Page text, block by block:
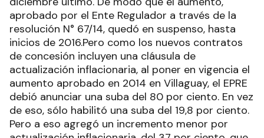
aprobado por el Ente Regulador a través de la
resolución N° 67/14, quedó en suspenso, hasta
inicios de 2016.Pero como los nuevos contratos
de concesión incluyen una cláusula de
actualización inflacionaria, al poner en vigencia el
aumento aprobado en 2014 en Villaguay, el EPRE
debió anunciar una suba del 80 por ciento. En vez
de eso, sólo habilitó una suba del 19,8 por ciento.
Pero a eso agregó un incremento menor por